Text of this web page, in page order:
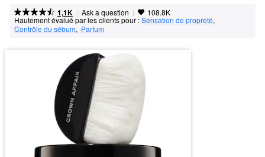
1,1K | Ask a question | 108.8K
Hautement évalué par les clients pour :Sensation de propreté,
Contrôle du sébum, Parfum